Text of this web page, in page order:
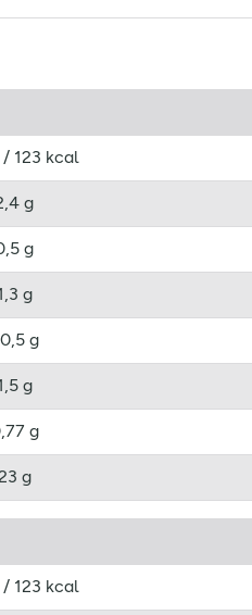
/ 123 kcal
g
g
g
g
g
g
g
/ 123 kcal